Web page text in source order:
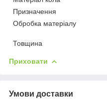
Призначення
Обробка матеріалу
Товщина
Приховати
Умови доставки